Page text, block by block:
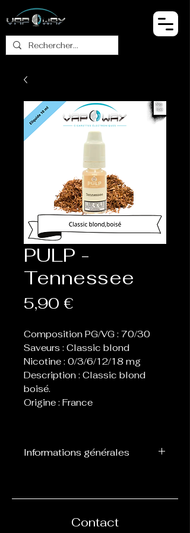
PULP -
Tennessee
5,90 €
Composition PG/VG : 70/30
Saveurs : Classic blond
Nicotine : 0/3/6/12/18 mg
Description : Classic blond
boisé.
Origine : France
Informations générales
définis : 0,3,6,12 ou 18 mg.
Contact